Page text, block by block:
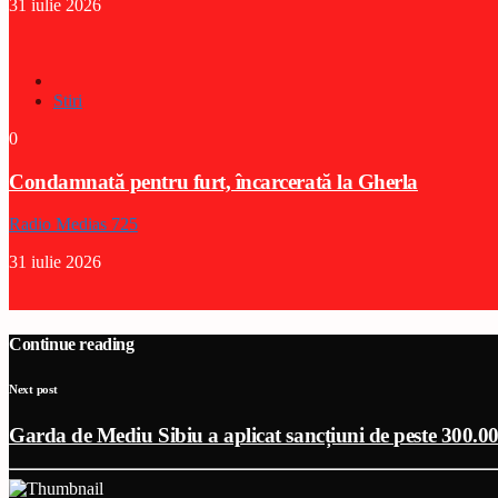
31 iulie 2026
Stiri
0
Condamnată pentru furt, încarcerată la Gherla
Radio Medias 725
31 iulie 2026
Continue reading
Next post
Garda de Mediu Sibiu a aplicat sancțiuni de peste